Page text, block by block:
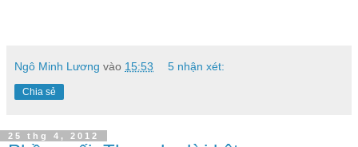
Ngô Minh Lương vào 15:53 5 nhận xét:
Chia sẻ
25 thg 4, 2012